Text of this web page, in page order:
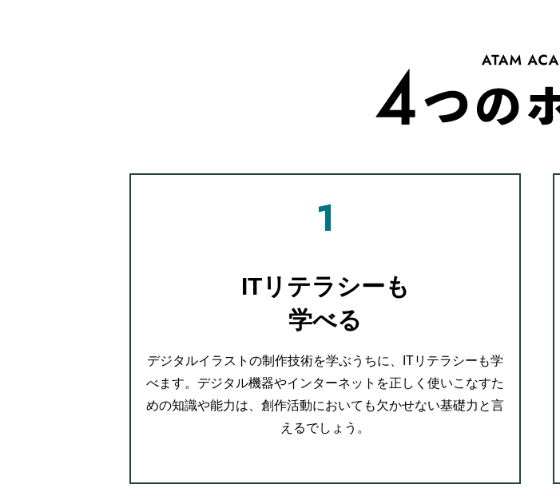
ITリテラシーも
学べる
デジタルイラストの制作技術を学ぶうちに、ITリテラシーも学
べます。デジタル機器やインターネットを正しく使いこなすた
めの知識や能力は、創作活動においても欠かせない基礎力と言
えるでしょう。